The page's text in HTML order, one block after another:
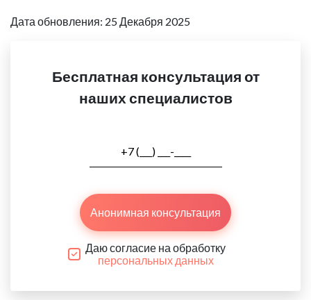
Дата обновления: 25 Декабря 2025
Бесплатная консультация от
наших специалистов
Анонимная консультация
Даю согласие на обработку
персональных данных